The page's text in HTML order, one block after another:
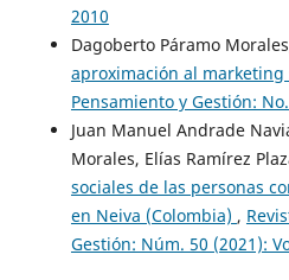
2010
Dagoberto Páramo
aproximación al marketing
Pensamiento y Gestión:
Juan Manuel Andrade
Morales, Elías Ramírez
sociales de las personas
en Neiva (Colombia) ,
Gestión: Núm. 50 (2021):